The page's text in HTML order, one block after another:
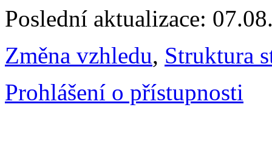
Poslední aktualizace:
Změna vzhledu, Struktura
Prohlášení o přístupnosti